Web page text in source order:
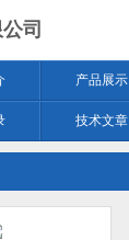
司
产品展示
技术文章